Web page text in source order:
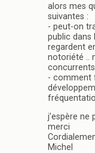
alors mes
suivantes :
- peut-on
public dans
regardent
notoriété ..
- comment
j’espère
merci
Michel